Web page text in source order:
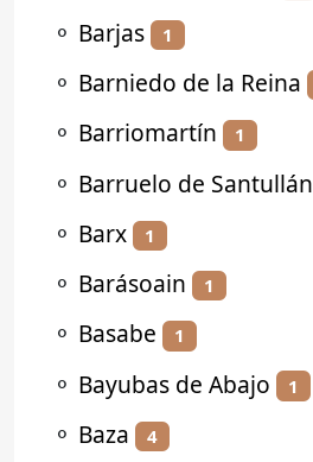
⚬ Barjas 1
⚬ Barniedo de la Reina
⚬ Barriomartín 1
⚬ Barruelo de Santullán
⚬ Barx 1
⚬ Barásoain 1
⚬ Basabe 1
⚬ Bayubas de Abajo 1
⚬ Baza 4